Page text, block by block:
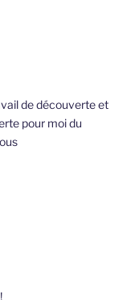
de découverte et
pour moi du